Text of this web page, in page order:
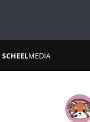
SCHEELMEDIA